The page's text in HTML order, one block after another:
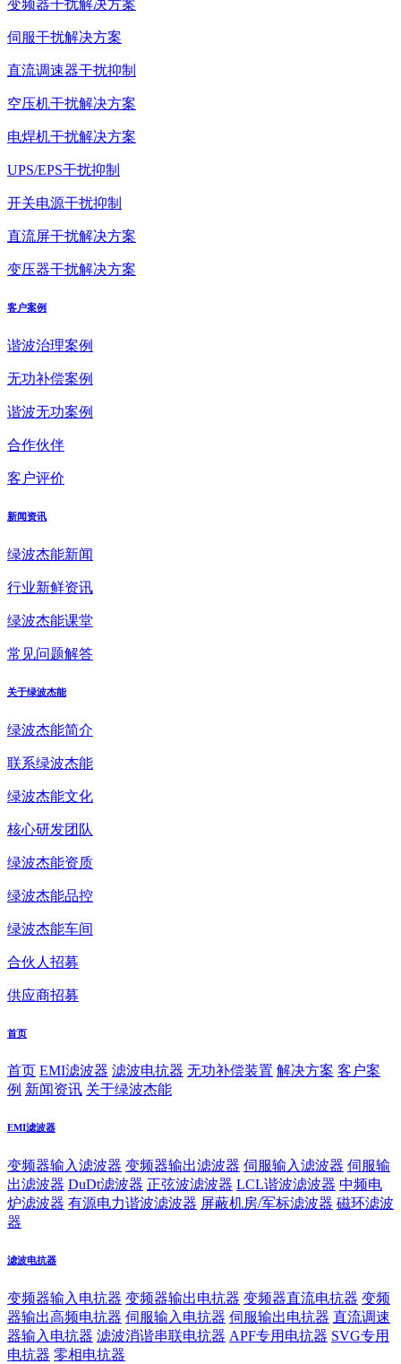
变频器干扰解决方案
伺服干扰解决方案
直流调速器干扰抑制
空压机干扰解决方案
电焊机干扰解决方案
UPS/EPS干扰抑制
开关电源干扰抑制
直流屏干扰解决方案
变压器干扰解决方案
客户案例
谐波治理案例
无功补偿案例
谐波无功案例
合作伙伴
客户评价
新闻资讯
绿波杰能新闻
行业新鲜资讯
绿波杰能课堂
常见问题解答
关于绿波杰能
绿波杰能简介
联系绿波杰能
绿波杰能文化
核心研发团队
绿波杰能资质
绿波杰能品控
绿波杰能车间
合伙人招募
供应商招募
首页
首页 EMI滤波器 滤波电抗器 无功补偿装置 解决方案 客户案
例 新闻资讯 关于绿波杰能
EMI滤波器
变频器输入滤波器 变频器输出滤波器 伺服输入滤波器 伺服输
出滤波器 DuDt滤波器 正弦波滤波器 LCL谐波滤波器 中频电
炉滤波器 有源电力谐波滤波器 屏蔽机房/军标滤波器 磁环滤波
器
滤波电抗器
变频器输入电抗器 变频器输出电抗器 变频器直流电抗器 变频
器输出高频电抗器 伺服输入电抗器 伺服输出电抗器 直流调速
器输入电抗器 滤波消谐串联电抗器 APF专用电抗器 SVG专用
电抗器 零相电抗器